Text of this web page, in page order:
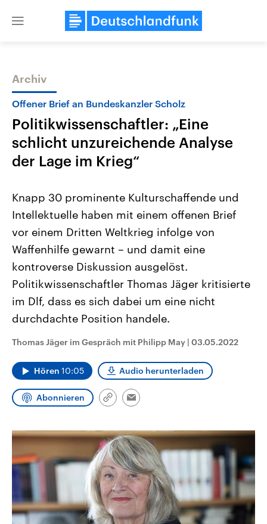
Close
Themen
2026
Alle Informationen
Sachsen-Anhalt wählt am 6.
September 2026 einen neuen
Landtag. Seit 2021 wird das
Bundesland von einer Koalition aus
Umfragen, Prognosen,
und Hintergründe zu den Parteien
und Kandidaten der anstehenden
Wahl.
Aktuelle Beiträge,
Hintergründe
Wirtschaftlich und
gehören die Vereinigten
den mächtigsten Ländern
mit großem Einfluss auf
Sendungen Programm Podcasts
Archiv
Offener Brief an Bundeskanzler Scholz
Politikwissenschaftler: „Eine
schlicht unzureichende Analyse
der Lage im Krieg“
Knapp 30 prominente Kulturschaffende und
Intellektuelle haben mit einem offenen Brief
vor einem Dritten Weltkrieg infolge von
Waffenhilfe gewarnt – und damit eine
kontroverse Diskussion ausgelöst.
Politikwissenschaftler Thomas Jäger kritisierte
im Dlf, dass es sich dabei um eine nicht
durchdachte Position handele.
Thomas Jäger im Gespräch mit Philipp May | 03.05.2022
Hören 10:05 Audio herunterladen
Abonnieren
Link
Email